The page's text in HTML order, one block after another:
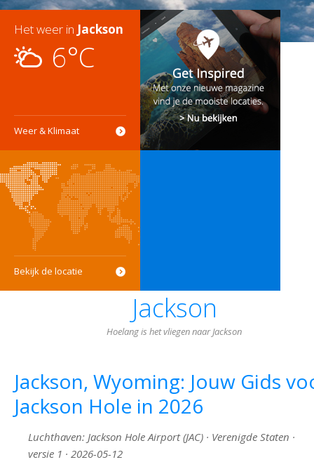
Het weer in Jackson
6°C
Weer & Klimaat
Bekijk de locatie
Jackson
Hoelang is het vliegen naar Jackson
Jackson, Wyoming: Jouw Gids
Jackson Hole in 2026
Luchthaven: Jackson Hole Airport (JAC) · Verenigde Staten ·
versie 1 · 2026-05-12